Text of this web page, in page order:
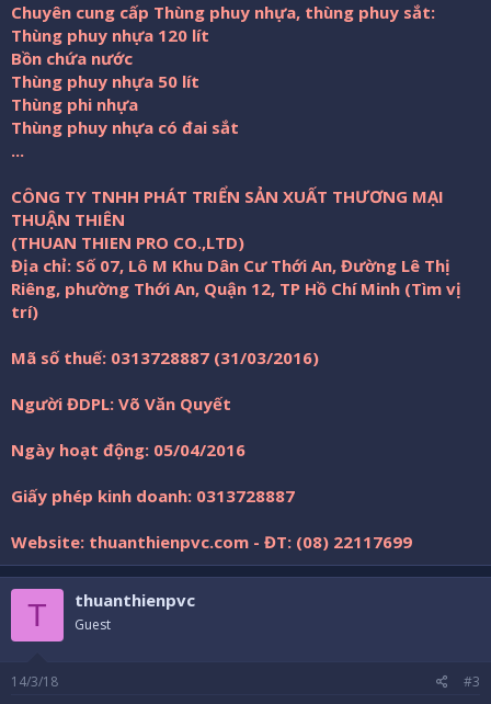
Chuyên cung cấp Thùng phuy nhựa, thùng phuy sắt:
Thùng phuy nhựa 120 lít
Bồn chứa nước
Thùng phuy nhựa 50 lít
Thùng phi nhựa
Thùng phuy nhựa có đai sắt
...
CÔNG TY TNHH PHÁT TRIỂN SẢN XUẤT THƯƠNG MẠI
THUẬN THIÊN
(THUAN THIEN PRO CO.,LTD)
Địa chỉ: Số 07, Lô M Khu Dân Cư Thới An, Đường Lê Thị
Riêng, phường Thới An, Quận 12, TP Hồ Chí Minh (Tìm vị
trí)
Mã số thuế: 0313728887 (31/03/2016)
Người ĐDPL: Võ Văn Quyết
Ngày hoạt động: 05/04/2016
Giấy phép kinh doanh: 0313728887
Website: thuanthienpvc.com - ĐT: (08) 22117699
T thuanthienpvc
Guest
14/3/18 #3